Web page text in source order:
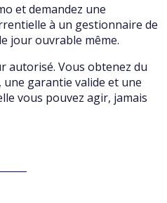
et demandez une
à un gestionnaire de
jour ouvrable même.
autorisé. Vous obtenez du
garantie valide et une
vous pouvez agir, jamais